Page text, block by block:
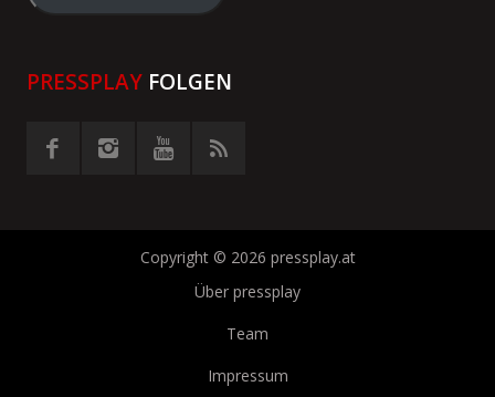
eingeben
PRESSPLAY FOLGEN
Copyright © 2026 pressplay.at
Über pressplay
Team
Impressum